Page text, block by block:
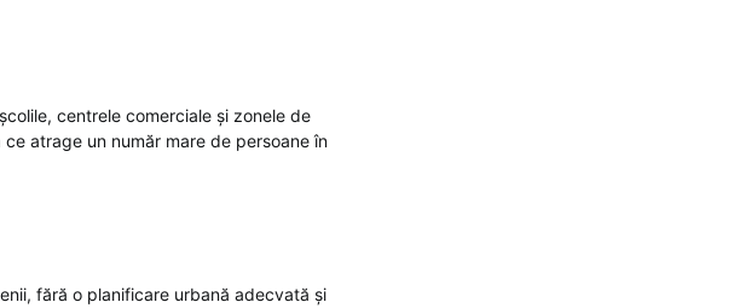
centrele comerciale și zonele de
atrage un număr mare de persoane în
fără o planificare urbană adecvată și